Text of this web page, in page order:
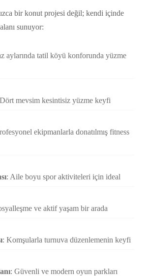
bir konut projesi değil; kendi içinde
sunuyor:
aylarında tatil köyü konforunda yüzme
mevsim kesintisiz yüzme keyfi
ekipmanlarla donatılmış fitness
: Aile boyu spor aktiviteleri için ideal
ve aktif yaşam bir arada
: Komşularla turnuva düzenlemenin keyfi
: Güvenli ve modern oyun parkları